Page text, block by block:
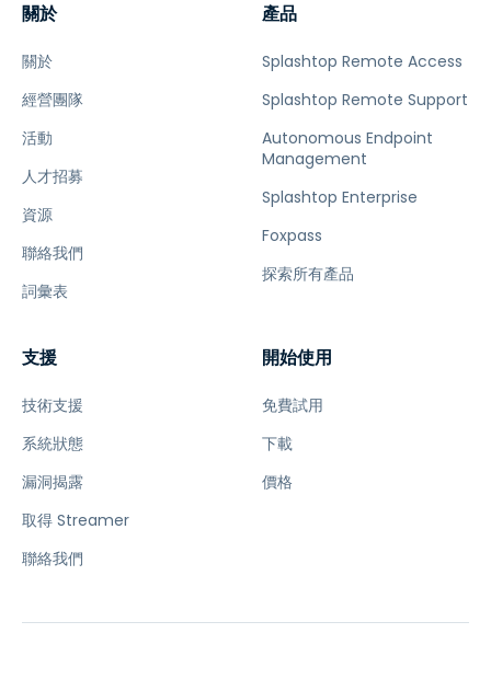
關於
關於
經營團隊
活動
人才招募
資源
聯絡我們
詞彙表
產品
Splashtop Remote Access
Splashtop Remote Support
Autonomous Endpoint
Management
Splashtop Enterprise
Foxpass
探索所有產品
支援
技術支援
系統狀態
漏洞揭露
取得 Streamer
聯絡我們
開始使用
免費試用
下載
價格